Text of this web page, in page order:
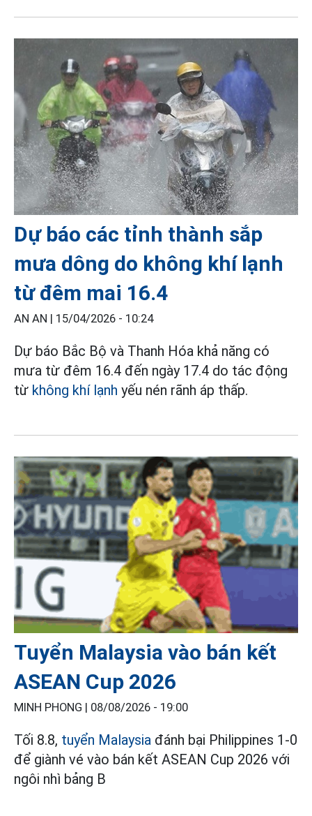
Dự báo các tỉnh thành sắp
mưa dông do không khí lạnh
từ đêm mai 16.4
AN AN | 15/04/2026 - 10:24
Dự báo Bắc Bộ và Thanh Hóa khả năng có
mưa từ đêm 16.4 đến ngày 17.4 do tác động
từ không khí lạnh yếu nén rãnh áp thấp.
Tuyển Malaysia vào bán kết
ASEAN Cup 2026
MINH PHONG | 08/08/2026 - 19:00
Tối 8.8, tuyển Malaysia đánh bại Philippines 1-0
để giành vé vào bán kết ASEAN Cup 2026 với
ngôi nhì bảng B